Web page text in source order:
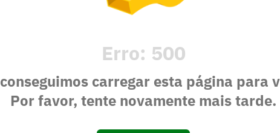
Erro: 500
carregar esta página para
Por favor, tente novamente mais tarde.